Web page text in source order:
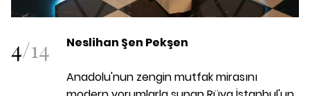
4/14 Neslihan Şen Pekşen
Anadolu'nun zengin mutfak mirasını